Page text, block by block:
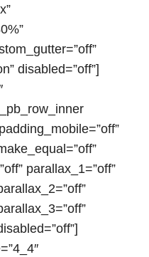
disabled=”off”]
parallax_1=”off”